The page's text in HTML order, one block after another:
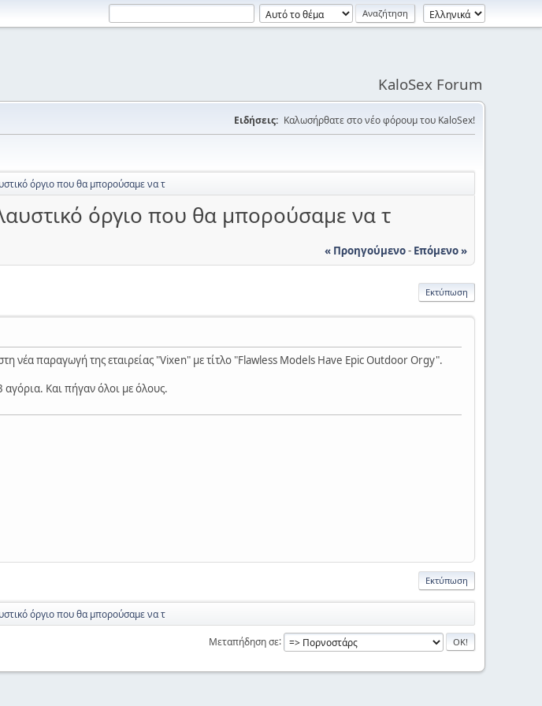
KaloSex Forum
Ειδήσεις: Καλωσήρθατε στο νέο φόρουμ του KaloSex!
όργιο που θα μπορούσαμε να τ
όργιο που θα μπορούσαμε να τ
« Προηγούμενο- Επόμενο »
Εκτύπωση
νέα παραγωγή της εταιρείας "Vixen" με τίτλο "Flawless Models Have Epic Outdoor Orgy".
Και πήγαν όλοι με όλους.
Εκτύπωση
όργιο που θα μπορούσαμε να τ
Μεταπήδηση σε